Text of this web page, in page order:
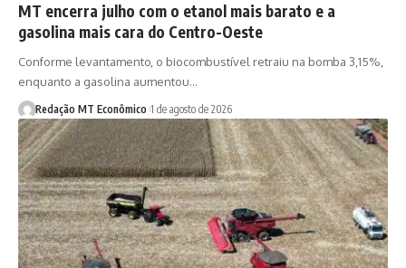
MT encerra julho com o etanol mais barato e a
gasolina mais cara do Centro-Oeste
Conforme levantamento, o biocombustível retraiu na bomba 3,15%,
enquanto a gasolina aumentou…
Redação MT Econômico 1 de agosto de 2026